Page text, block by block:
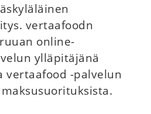
vertaafoodn
online-
ylläpitäjänä
vertaafood -palvelun